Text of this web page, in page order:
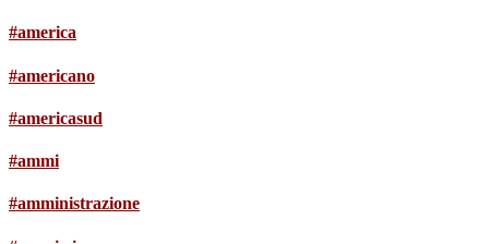
#america
#americano
#americasud
#ammi
#amministrazione